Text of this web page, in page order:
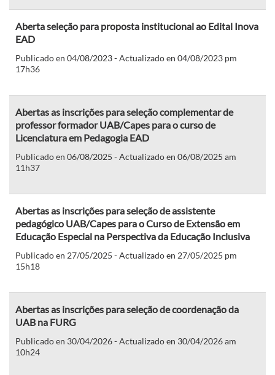
Aberta seleção para proposta institucional ao Edital Inova
EAD
Publicado en 04/08/2023 - Actualizado en 04/08/2023 pm
17h36
Abertas as inscrições para seleção complementar de
professor formador UAB/Capes para o curso de
Licenciatura em Pedagogia EAD
Publicado en 06/08/2025 - Actualizado en 06/08/2025 am
11h37
Abertas as inscrições para seleção de assistente
pedagógico UAB/Capes para o Curso de Extensão em
Educação Especial na Perspectiva da Educação Inclusiva
Publicado en 27/05/2025 - Actualizado en 27/05/2025 pm
15h18
Abertas as inscrições para seleção de coordenação da
UAB na FURG
Publicado en 30/04/2026 - Actualizado en 30/04/2026 am
10h24